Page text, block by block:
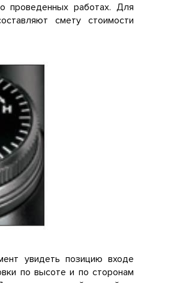
проведенных работах. Для
смету стоимости
увидеть позицию входе
по высоте и по сторонам